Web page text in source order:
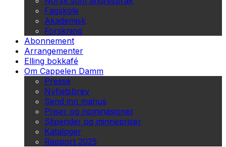
Fagskole
Akademisk
Forskning
Abonnement
Arrangementer
Elling bokkafé
Om Cappelen Damm
Presse
Nyhetsbrev
Send inn manus
Priser og nominasjoner
Stipender og minnepriser
Kataloger
Rapport 2025